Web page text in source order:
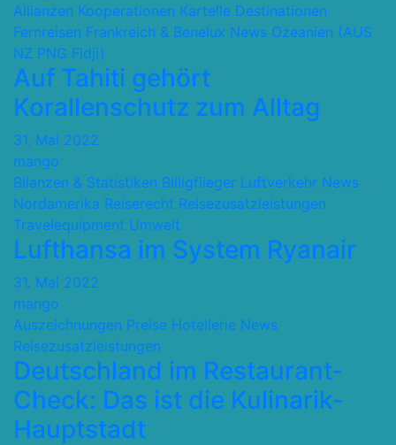
Allianzen Kooperationen Kartelle Destinationen
Fernreisen Frankreich & Benelux News Ozeanien (AUS
NZ PNG Fidji)
Auf Tahiti gehört
Korallenschutz zum Alltag
31. Mai 2022
mango
Bilanzen & Statistiken Billigflieger Luftverkehr News
Nordamerika Reiserecht Reisezusatzleistungen
Travelequipment Umwelt
Lufthansa im System Ryanair
31. Mai 2022
mango
Auszeichnungen Preise Hotellerie News
Reisezusatzleistungen
Deutschland im Restaurant-
Check: Das ist die Kulinarik-
Hauptstadt